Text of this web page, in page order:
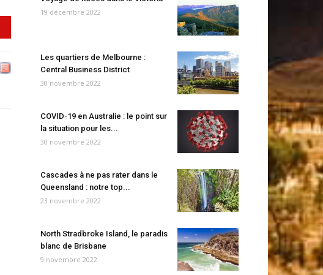
19 décembre 2022
Les quartiers de Melbourne :
Central Business District
30 novembre 2022
COVID-19 en Australie : le point sur
la situation pour les...
30 novembre 2022
Cascades à ne pas rater dans le
Queensland : notre top...
23 novembre 2022
North Stradbroke Island, le paradis
blanc de Brisbane
9 novembre 2022